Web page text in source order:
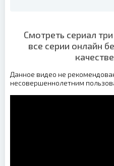
Смотреть сериал
все серии онлайн
Данное видео не
несовершеннолетним